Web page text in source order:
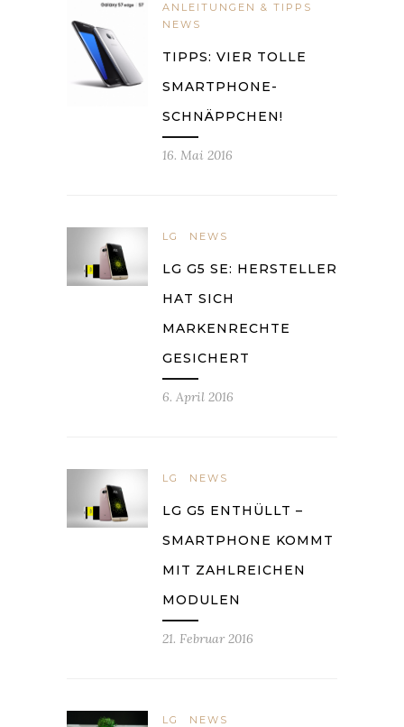
ANLEITUNGEN & TIPPS
NEWS
TIPPS: VIER TOLLE
SMARTPHONE-
SCHNÄPPCHEN!
16. Mai 2016
LG NEWS
LG G5 SE: HERSTELLER
HAT SICH
MARKENRECHTE
GESICHERT
6. April 2016
LG NEWS
LG G5 ENTHÜLLT –
SMARTPHONE KOMMT
MIT ZAHLREICHEN
MODULEN
21. Februar 2016
LG NEWS